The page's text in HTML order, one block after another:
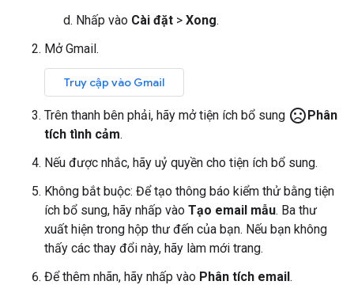
Nhấp vào Cài đặt > Xong.
Mở Gmail.
Truy cập vào Gmail
Trên thanh bên phải, hãy mở tiện ích bổ sung sentiment_very_dissatisfiedPhân
tích tình cảm.
Nếu được nhắc, hãy uỷ quyền cho tiện ích bổ sung.
Không bắt buộc: Để tạo thông báo kiểm thử bằng tiện
ích bổ sung, hãy nhấp vào Tạo email mẫu. Ba thư
xuất hiện trong hộp thư đến của bạn. Nếu bạn không
thấy các thay đổi này, hãy làm mới trang.
Để thêm nhãn, hãy nhấp vào Phân tích email.